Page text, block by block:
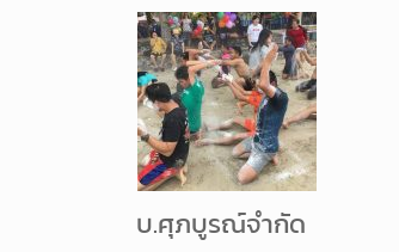
บ.ศุภบูรณ์จำกัด